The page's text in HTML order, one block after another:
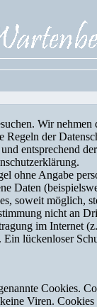
Wir
der
entsprechend
ohne Angabe
Daten
soweit möglich,
nicht an
im Internet
lückenloser
Cookies.
Viren.